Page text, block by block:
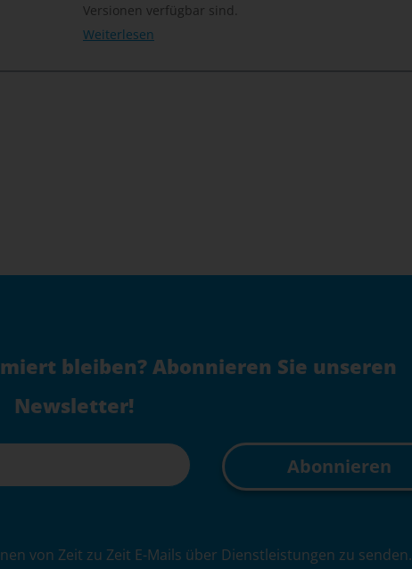
Versionen verfügbar sind.
Weiterlesen
bleiben? Abonnieren Sie unseren
Newsletter!
von Zeit zu Zeit E-Mails über Dienstleistungen zu senden.